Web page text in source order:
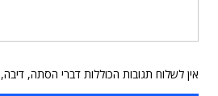
אין לשלוח תגובות הכוללות דברי הסתה,